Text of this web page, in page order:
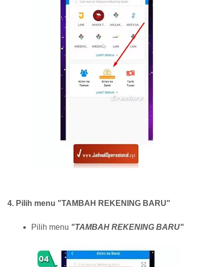
4. Pilih menu "TAMBAH REKENING BARU"
Pilih menu "TAMBAH REKENING BARU"